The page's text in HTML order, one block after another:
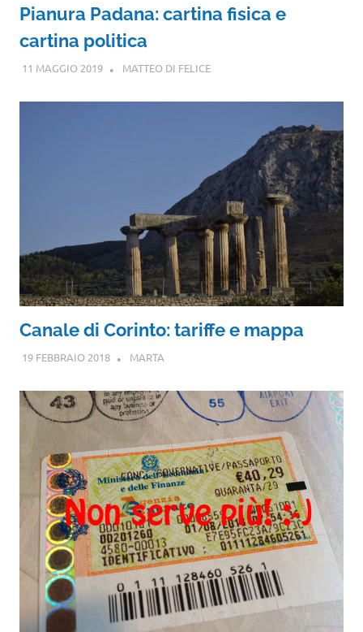
Pianura Padana: cartina fisica e
cartina politica
11 MAGGIO 2019 MATTEO DI FELICE
Canale di Corinto: tariffe e mappa
19 FEBBRAIO 2018 MARTA